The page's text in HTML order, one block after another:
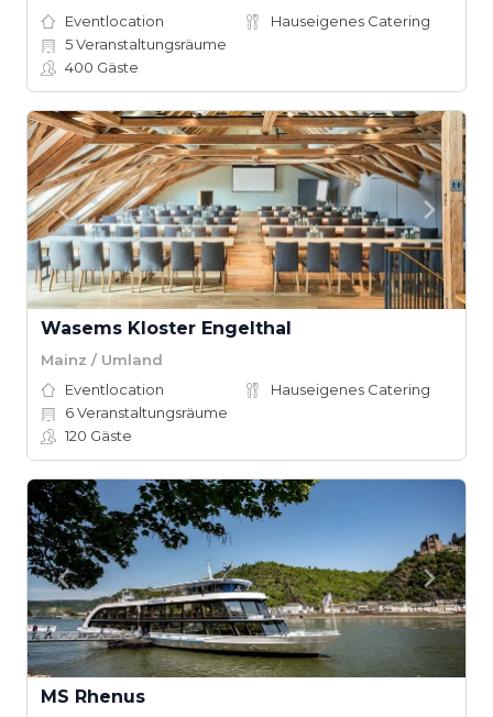
Eventlocation
Hauseigenes Catering
5Veranstaltungsräume
400 Gäste
Wasems Kloster Engelthal
Mainz / Umland
Eventlocation
Hauseigenes Catering
6Veranstaltungsräume
120 Gäste
MS Rhenus